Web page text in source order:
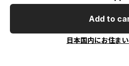
Add to
日本国内にお住ま